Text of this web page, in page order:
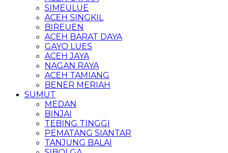
SIMEULUE
ACEH SINGKIL
BIREUEN
ACEH BARAT DAYA
GAYO LUES
ACEH JAYA
NAGAN RAYA
ACEH TAMIANG
BENER MERIAH
SUMUT
MEDAN
BINJAI
TEBING TINGGI
PEMATANG SIANTAR
TANJUNG BALAI